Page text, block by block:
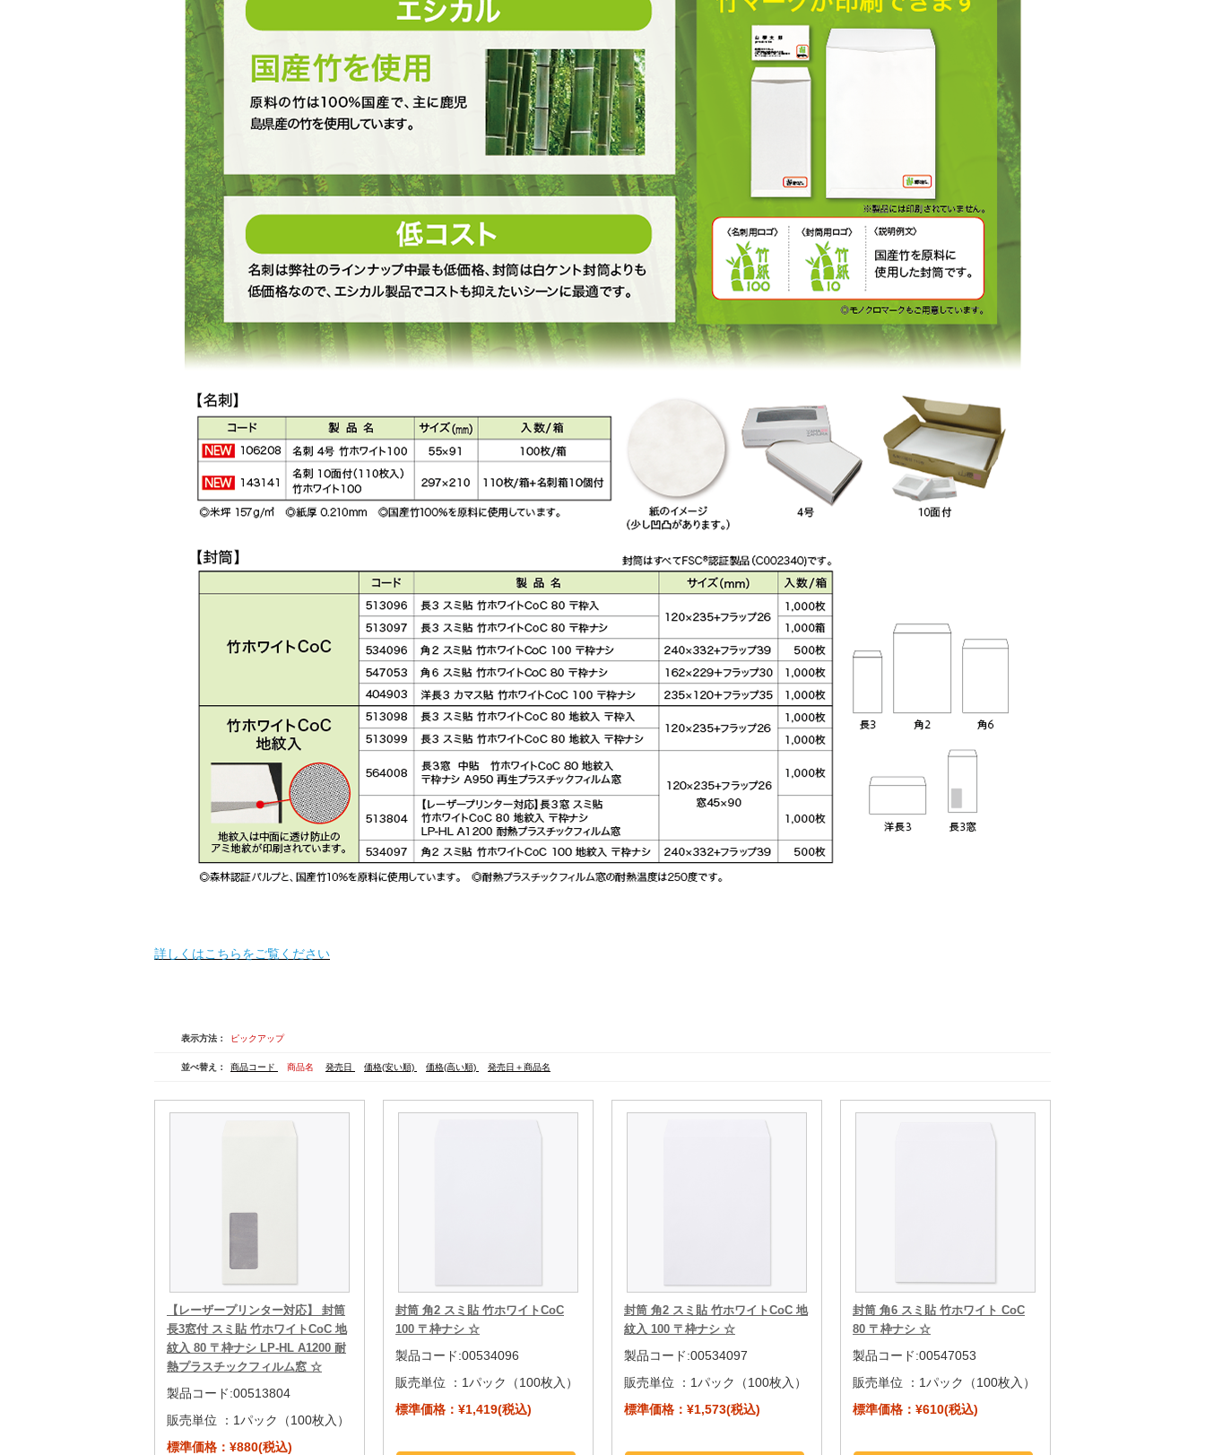
詳しくはこちらをご覧ください
表示方法： ピックアップ
並べ替え： 商品コード 商品名 発売日 価格(安い順) 価格(高い順) 発売日＋商品名
【レーザープリンター対応】 封筒
長3窓付 スミ貼 竹ホワイトCoC 地
紋入 80 〒枠ナシ LP-HL A1200 耐
熱プラスチックフィルム窓 ☆
製品コード:00513804
販売単位 ： 1パック（100枚入）
標準価格：¥880(税込)
封筒 角2 スミ貼 竹ホワイトCoC
100 〒枠ナシ ☆
製品コード:00534096
販売単位 ： 1パック（100枚入）
標準価格：¥1,419(税込)
封筒 角2 スミ貼 竹ホワイトCoC 地
紋入 100 〒枠ナシ ☆
製品コード:00534097
販売単位 ： 1パック（100枚入）
標準価格：¥1,573(税込)
封筒 角6 スミ貼 竹ホワイト CoC
80 〒枠ナシ ☆
製品コード:00547053
販売単位 ： 1パック（100枚入）
標準価格：¥610(税込)